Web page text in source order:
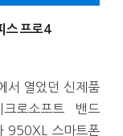
스 프로4
서 열었던 신제품
로소프트 밴드
950XL 스마트폰